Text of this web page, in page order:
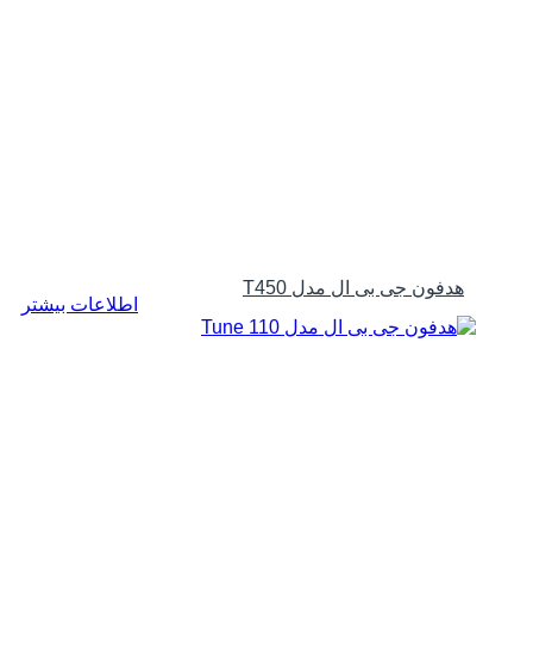
هدفون جی بی ال مدل T450
اطلاعات بیشتر